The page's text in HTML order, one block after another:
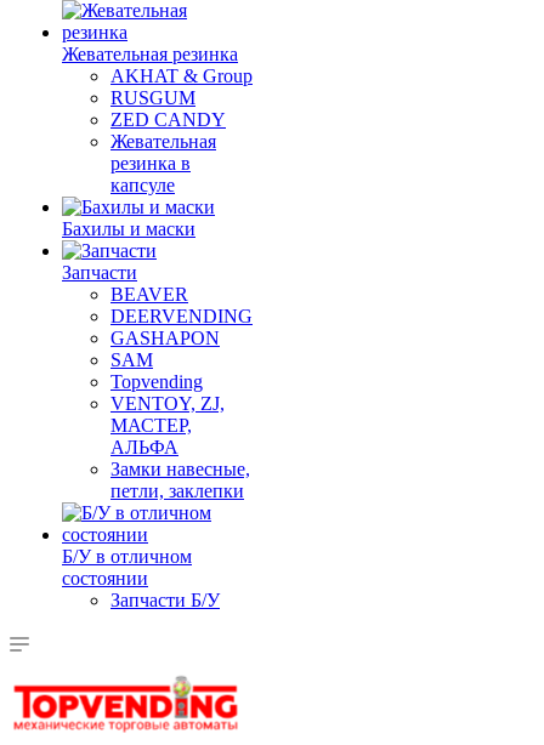
Жевательная резинка
AKHAT & Group
RUSGUM
ZED CANDY
Жевательная
резинка в
капсуле
Бахилы и маски
Запчасти
BEAVER
DEERVENDING
GASHAPON
SAM
Topvending
VENTOY, ZJ,
МАСТЕР,
АЛЬФА
Замки навесные,
петли, заклепки
Б/У в отличном
состоянии
Запчасти Б/У